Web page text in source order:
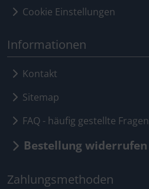
Cookie Einstellungen
Informationen
Kontakt
Sitemap
FAQ - häufig gestellte Fragen
Bestellung widerrufen
Zahlungsmethoden